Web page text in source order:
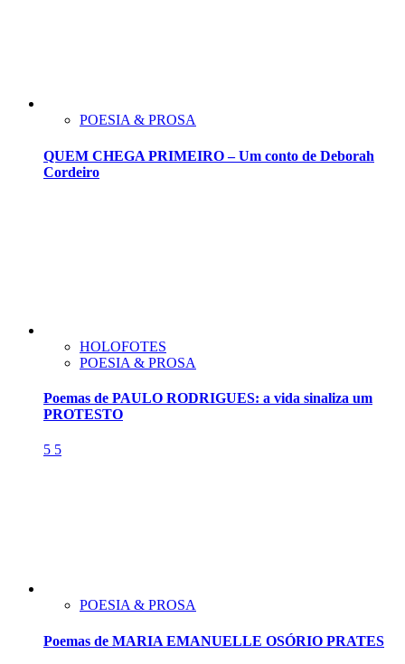
POESIA & PROSA
QUEM CHEGA PRIMEIRO – Um conto de Deborah
Cordeiro
HOLOFOTES
POESIA & PROSA
Poemas de PAULO RODRIGUES: a vida sinaliza um
PROTESTO
5 5
POESIA & PROSA
Poemas de MARIA EMANUELLE OSÓRIO PRATES